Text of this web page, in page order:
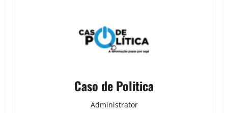
Caso de Politica
Administrator